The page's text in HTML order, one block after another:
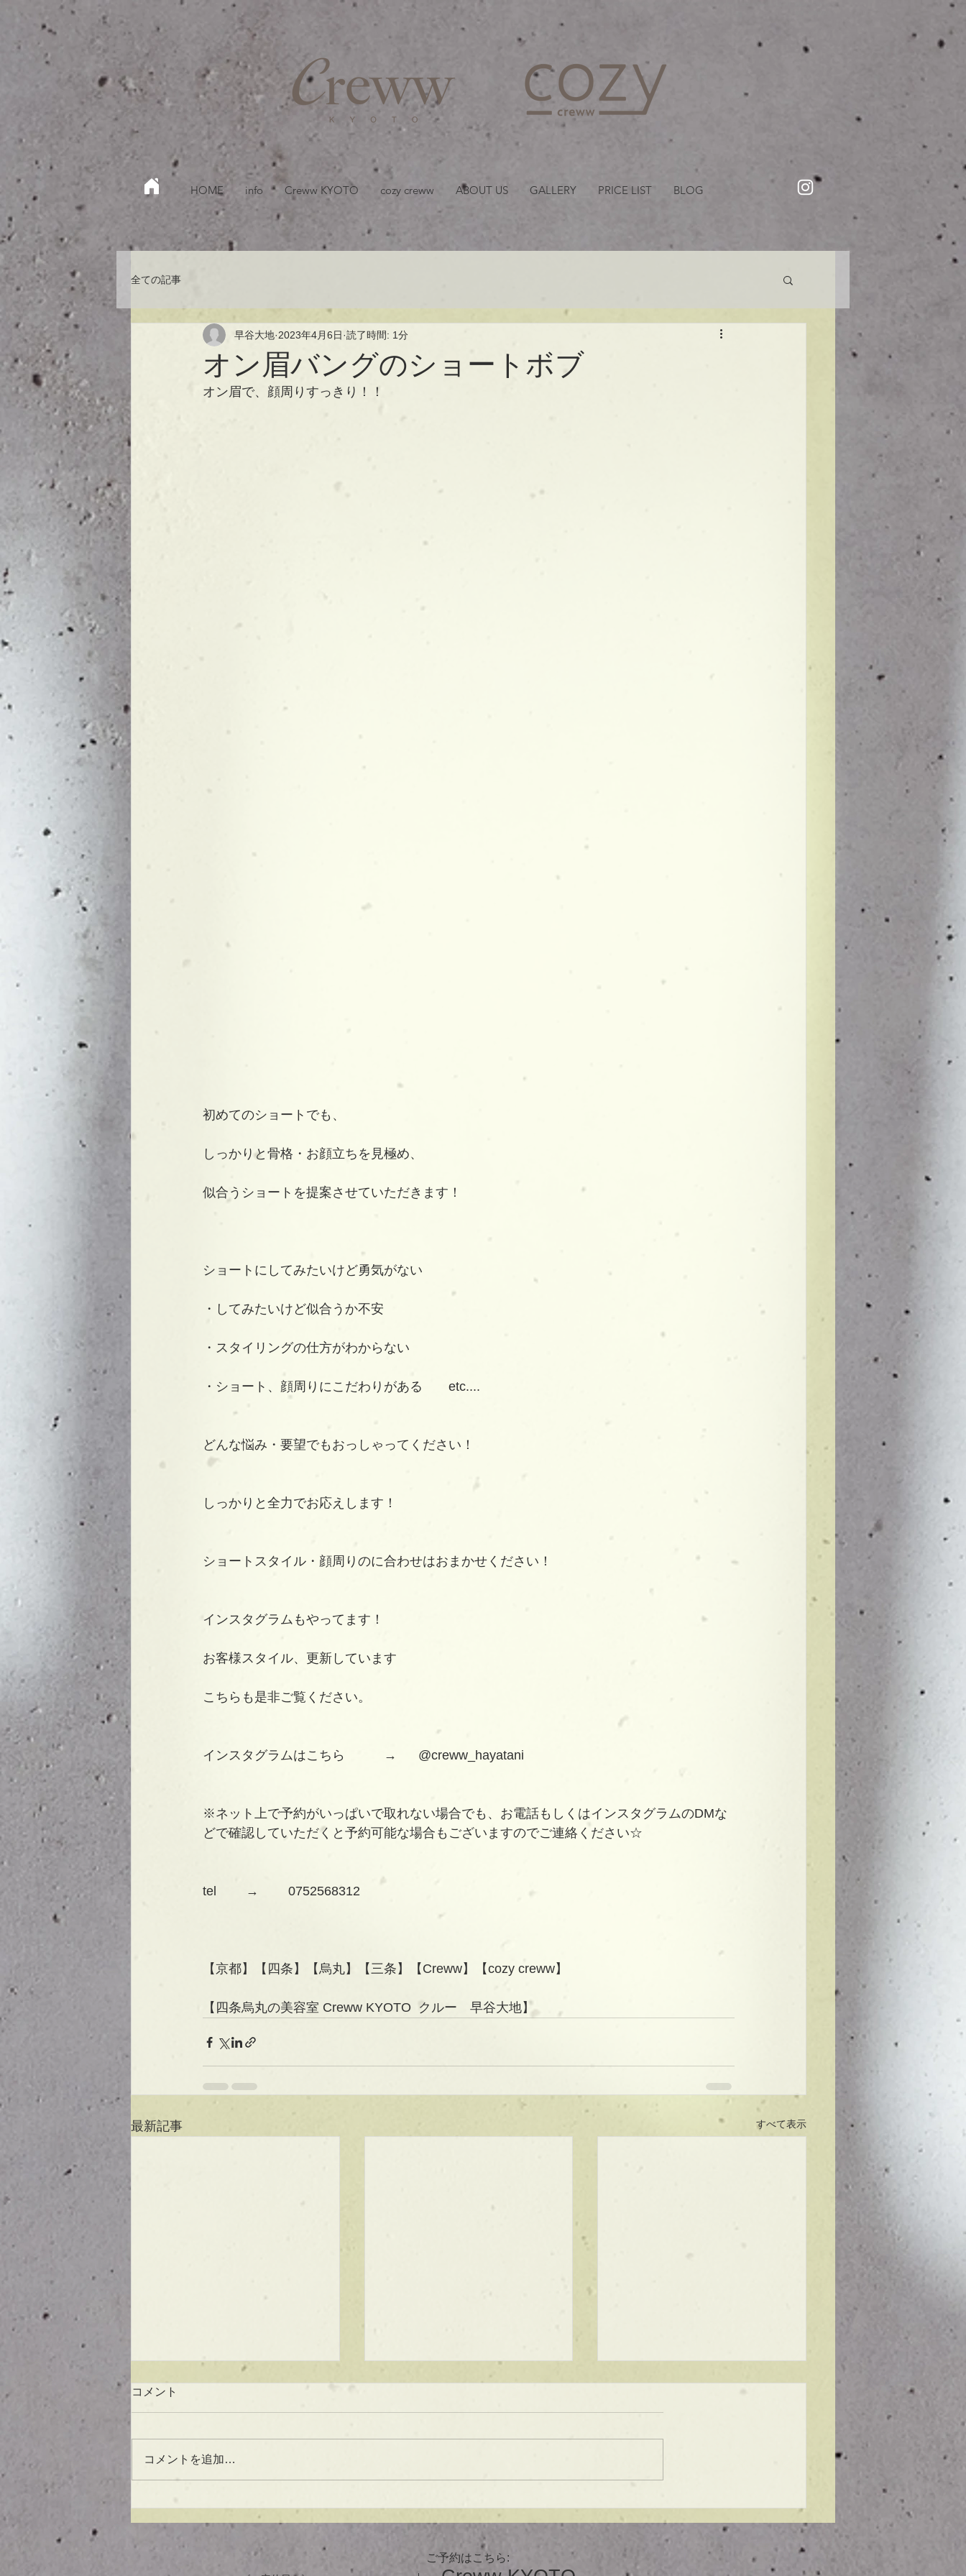
HOME info Creww KYOTO cozy creww ABOUT US GALLERY PRICE LIST BLOG
全ての記事
オン眉バングのショートボブ
早谷大地 2023年4月6日 読了時間: 1分
オン眉で、顔周りすっきり！！
初めてのショートでも、
しっかりと骨格・お顔立ちを見極め、
似合うショートを提案させていただきます！
ショートにしてみたいけど勇気がない
・してみたいけど似合うか不安
・スタイリングの仕方がわからない
・ショート、顔周りにこだわりがある　　etc....
どんな悩み・要望でもおっしゃってください！
しっかりと全力でお応えします！
ショートスタイル・顔周りのに合わせはおまかせください！
インスタグラムもやってます！
お客様スタイル、更新しています
こちらも是非ご覧ください。
インスタグラムはこちら　　　→      @creww_hayatani
※ネット上で予約がいっぱいで取れない場合でも、お電話もしくはインスタグラムのDMな
どで確認していただくと予約可能な場合もございますのでご連絡ください☆
tel 　　→　　 0752568312
【京都】【四条】【烏丸】【三条】【Creww】【cozy creww】
【四条烏丸の美容室 Creww KYOTO  クルー　早谷大地】
最新記事 すべて表示
バスオイル★
★ラインボブ【ぱつっとボ
で貴方だけのまとまるボブを提供
い♪ 【ご予約に関して】 平日は比
較的ご予約に空きがあります。
メニューが決まらない方はご相談
クーポンをご活用下さいませ。...
ュ！
コメント
コメントを追加…
ご予約はこちら: